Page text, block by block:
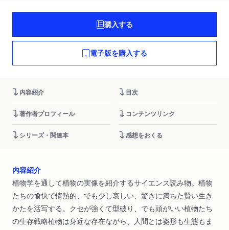
購入する
電子版を購入する
内容紹介 目次
著作者プロフィール コンテンツリンク
シリーズ・関連本 感想をおくる
内容紹介
植物学を通して植物の実像を紹介するサイエンス読み物。植物
たちの愉快で情熱的、でも少し哀しい、驚きに満ちた賢い生き
かたを活写する。クセが強くて型破り、でも頭がいい植物たち
の生存戦略植物は身近な存在ながら、人間とは姿形も生態もま